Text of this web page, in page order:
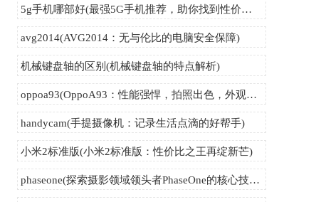
5g手机哪部好(最强5G手机推荐，助你找到性价比最高的好机型)
avg2014(AVG2014：无与伦比的电脑安全保障)
机械键盘轴的区别(机械键盘轴的特点解析)
oppoa93(OppoA93：性能强悍，拍照出色，外观为王的手机新贵)
handycam(手提摄像机：记录生活点滴的好帮手)
小米2标准版(小米2标准版：性价比之王再绽新芒)
phaseone(探索摄影领域领头者PhaseOne的核心技术与创新发展)